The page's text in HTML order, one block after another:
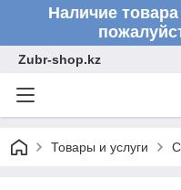
Наличие
Zubr-shop.kz
Товары и услуги